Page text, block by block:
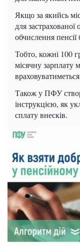
Якщо за якийсь
для
обчислення
Тобто, кожні 100
місячну зарплату
Також у ПФУ
інструкцією, як
сплату внесків.